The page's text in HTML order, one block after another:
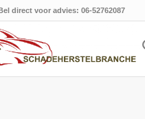
direct voor advies: 06-52762087